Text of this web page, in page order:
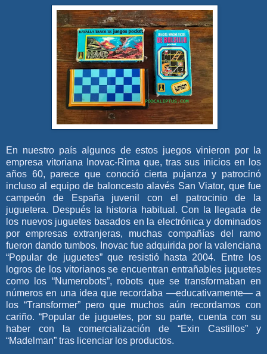
En nuestro país algunos de estos juegos vinieron por la
empresa vitoriana Inovac-Rima que, tras sus inicios en los
años 60, parece que conoció cierta pujanza y patrocinó
incluso al equipo de baloncesto alavés San Viator, que fue
campeón de España juvenil con el patrocinio de la
juguetera. Después la historia habitual. Con la llegada de
los nuevos juguetes basados en la electrónica y dominados
por empresas extranjeras, muchas compañías del ramo
fueron dando tumbos. Inovac fue adquirida por la valenciana
“Popular de juguetes” que resistió hasta 2004. Entre los
logros de los vitorianos se encuentran entrañables juguetes
como los “Numerobots”, robots que se transformaban en
números en una idea que recordaba —educativamente— a
los “Transformer” pero que muchos aún recordamos con
cariño. “Popular de juguetes, por su parte, cuenta con su
haber con la comercialización de “Exin Castillos” y
“Madelman” tras licenciar los productos.